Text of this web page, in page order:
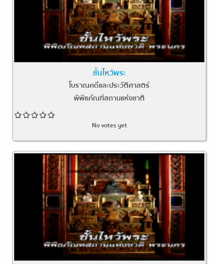
ชั้นไหว้พระ
โบราณคดีและประวัติศาสตร์
พิพิธภัณฑ์สถานแห่งชาติ
No votes yet